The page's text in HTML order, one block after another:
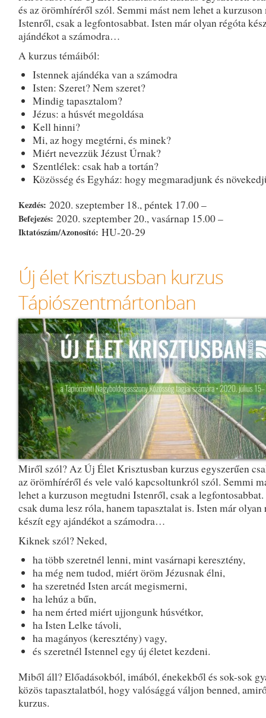
és az örömhíréről szól. Semmi mást nem lehet a
Istenről, csak a legfontosabbat. Isten már olyan régóta
ajándékot a számodra…
A kurzus témáiból:
Istennek ajándéka van a számodra
Isten: Szeret? Nem szeret?
Mindig tapasztalom?
Jézus: a húsvét megoldása
Kell hinni?
Mi, az hogy megtérni, és minek?
Miért nevezzük Jézust Úrnak?
Szentlélek: csak hab a tortán?
Közösség és Egyház: hogy megmaradjunk és
Kezdés: 2020. szeptember 18., péntek 17.00 –
Befejezés: 2020. szeptember 20., vasárnap 15.00 –
Iktatószám/Azonosító: HU-20-29
Új élet Krisztusban kurzus
Tápiószentmártonban
Miről szól? Az Új Élet Krisztusban kurzus egyszerűen
az örömhíréről és vele való kapcsoltunkról szól. Semmi
lehet a kurzuson megtudni Istenről, csak a legfontosabbat.
csak duma lesz róla, hanem tapasztalat is. Isten már olyan
készít egy ajándékot a számodra…
Kiknek szól? Neked,
ha több szeretnél lenni, mint vasárnapi keresztény,
ha még nem tudod, miért öröm Jézusnak élni,
ha szeretnéd Isten arcát megismerni,
ha lehúz a bűn,
ha nem érted miért ujjongunk húsvétkor,
ha Isten Lelke távoli,
ha magányos (keresztény) vagy,
és szeretnél Istennel egy új életet kezdeni.
Miből áll? Előadásokból, imából, énekekből és sok-sok
közös tapasztalatból, hogy valósággá váljon benned,
kurzus.